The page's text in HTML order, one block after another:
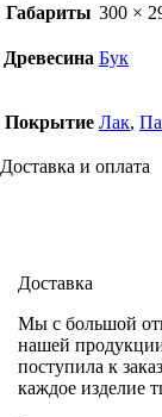
Габариты 300 ×
Древесина Бук
Покрытие Лак,
Доставка и оплата
Доставка
Мы с большой
нашей
поступила к
каждое изделие